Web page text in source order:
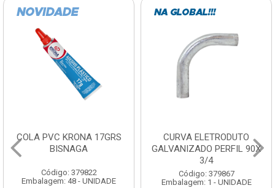
COLA PVC KRONA 17GRS
BISNAGA
Código: 379822
Embalagem: 48 - UNIDADE
CURVA ELETRODUTO
GALVANIZADO PERFIL 90X
3/4
Código: 379867
Embalagem: 1 - UNIDADE